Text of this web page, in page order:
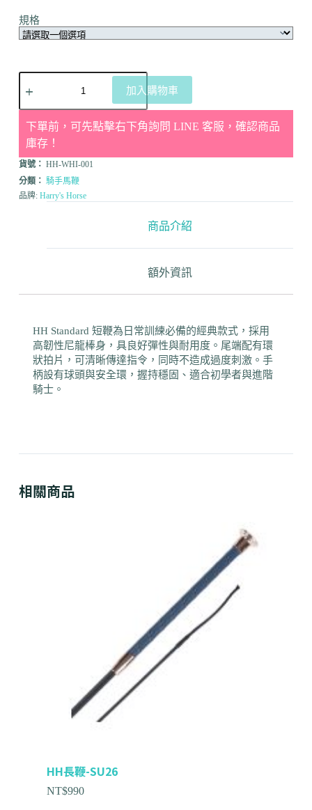
規格
加入購物車
下單前，可先點擊右下角詢問 LINE 客服，確認商品
庫存！
貨號： HH-WHI-001
分類： 騎手馬鞭
品牌: Harry's Horse
商品介紹
額外資訊
HH Standard 短鞭為日常訓練必備的經典款式，採用
高韌性尼龍棒身，具良好彈性與耐用度。尾端配有環
狀拍片，可清晰傳達指令，同時不造成過度刺激。手
柄設有球頭與安全環，握持穩固、適合初學者與進階
騎士。
相關商品
HH長鞭-SU26
NT$990